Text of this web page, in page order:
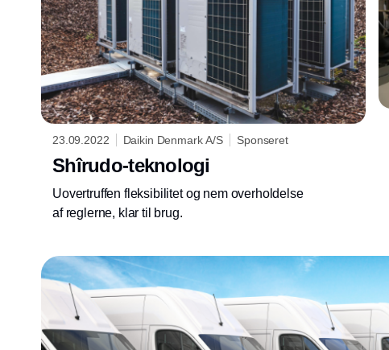
23.09.2022 Daikin Denmark A/S Sponseret
Shîrudo-teknologi
Uovertruffen fleksibilitet og nem overholdelse
af reglerne, klar til brug.